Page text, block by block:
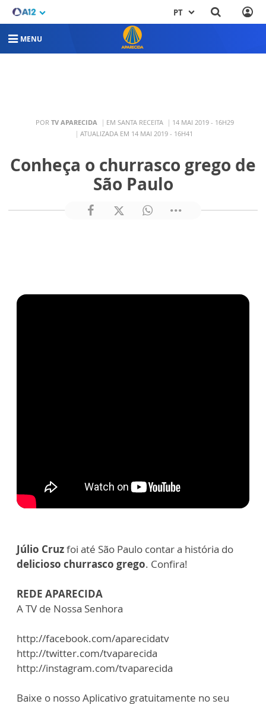
PT
MENU
POR TV APARECIDA EM SANTA RECEITA
14 MAI 2019 - 16H29
ATUALIZADA EM 14 MAI 2019 - 16H41
Conheça o churrasco grego de
São Paulo
Júlio Cruzfoi até São Paulo contar a história do
delicioso churrasco grego. Confira!
REDE APARECIDA
A TV de Nossa Senhora
http://facebook.com/aparecidatv
http://twitter.com/tvaparecida
http://instagram.com/tvaparecida
Baixe o nosso Aplicativo gratuitamente no seu